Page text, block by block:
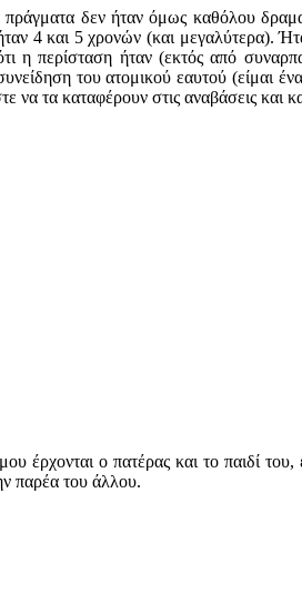
πράγματα δεν ήταν όμως καθόλου
4 και 5 χρονών (και μεγαλύτερα).
η περίσταση ήταν (εκτός από
του ατομικού εαυτού (είμαι
τα καταφέρουν στις αναβάσεις και
έρχονται ο πατέρας και το παιδί
παρέα του άλλου.